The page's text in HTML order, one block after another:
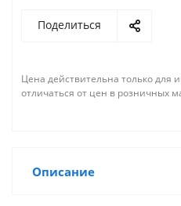
Поделиться
Цена действительна только для
отличаться от цен в розничных
Описание